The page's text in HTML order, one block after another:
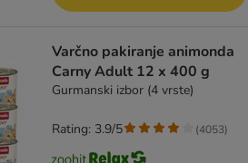
Varčno pakiranje animonda
Carny Adult 12 x 400 g
Gurmanski izbor (4 vrste)
Rating: 3.9/5 (4053)